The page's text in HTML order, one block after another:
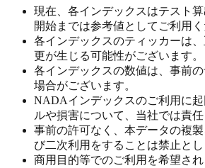
現在、各インデックスはテスト
開始までは参考値としてご利用く
各インデックスのティッカーは
更が生じる可能性がございます。
各インデックスの数値は、事前
場合がございます。
NADAインデックスのご利用に
ルや損害について、当社では責任
事前の許可なく、本データの複
び二次利用をすることは禁止とし
商用目的等でのご利用を希望さ